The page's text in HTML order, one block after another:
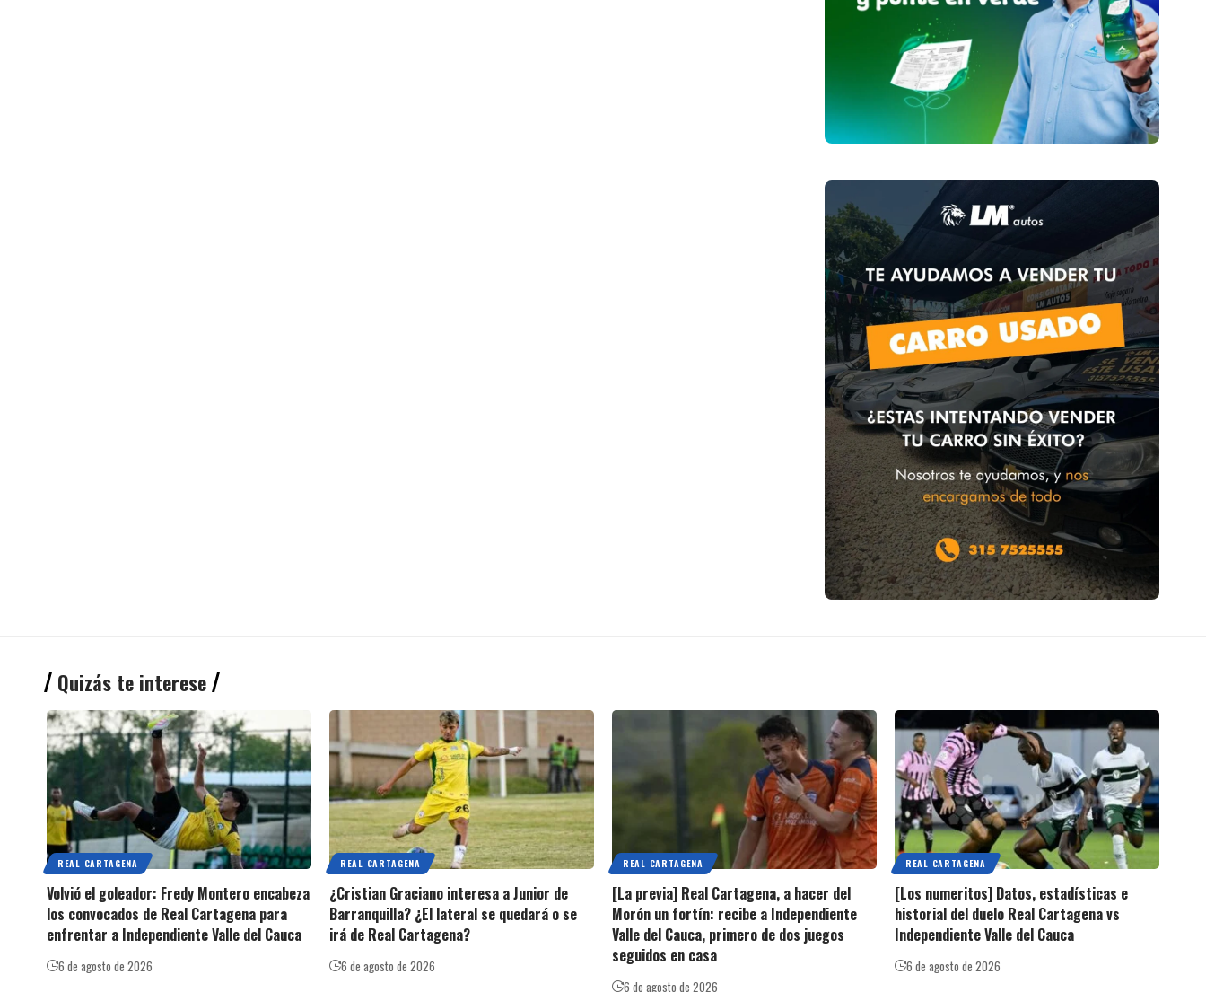
Quizás te interese
REAL CARTAGENA
Volvió el goleador: Fredy Montero encabeza
los convocados de Real Cartagena para
enfrentar a Independiente Valle del Cauca
6 de agosto de 2026
REAL CARTAGENA
¿Cristian Graciano interesa a Junior de
Barranquilla? ¿El lateral se quedará o se
irá de Real Cartagena?
6 de agosto de 2026
REAL CARTAGENA
[La previa] Real Cartagena, a hacer del
Morón un fortín: recibe a Independiente
Valle del Cauca, primero de dos juegos
seguidos en casa
6 de agosto de 2026
REAL CARTAGENA
[Los numeritos] Datos, estadísticas e
historial del duelo Real Cartagena vs
Independiente Valle del Cauca
6 de agosto de 2026